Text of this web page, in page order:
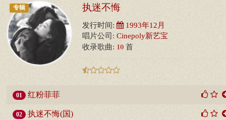
专辑 执迷不悔
发行时间: 1993年12月
唱片公司: Cinepoly新艺宝
收录歌曲: 10 首
01 红粉菲菲
02 执迷不悔(国)